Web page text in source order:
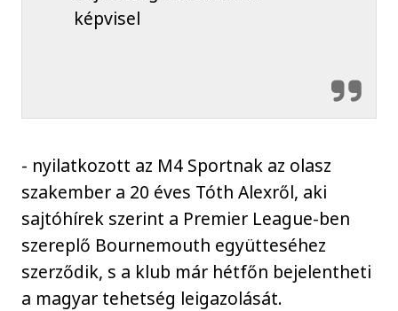
képvisel
- nyilatkozott az M4 Sportnak az olasz
szakember a 20 éves Tóth Alexről, aki
sajtóhírek szerint a Premier League-ben
szereplő Bournemouth együtteséhez
szerződik, s a klub már hétfőn bejelentheti
a magyar tehetség leigazolását.